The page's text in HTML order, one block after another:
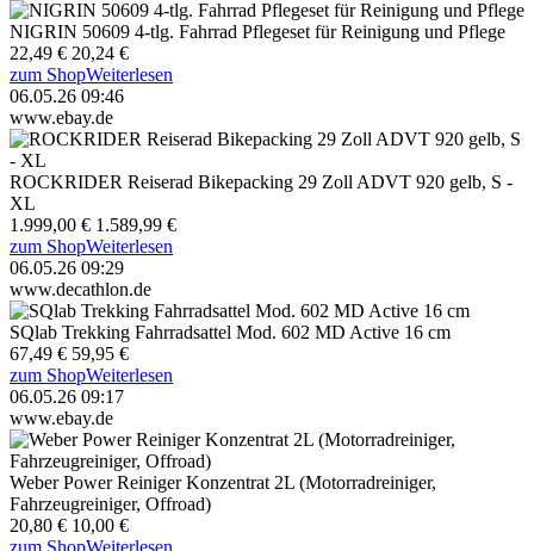
NIGRIN 50609 4-tlg. Fahrrad Pflegeset für Reinigung und Pflege
22,49 € 20,24 €
zum ShopWeiterlesen
06.05.26 09:46
www.ebay.de
ROCKRIDER Reiserad Bikepacking 29 Zoll ADVT 920 gelb, S -
XL
1.999,00 € 1.589,99 €
zum ShopWeiterlesen
06.05.26 09:29
www.decathlon.de
SQlab Trekking Fahrradsattel Mod. 602 MD Active 16 cm
67,49 € 59,95 €
zum ShopWeiterlesen
06.05.26 09:17
www.ebay.de
Weber Power Reiniger Konzentrat 2L (Motorradreiniger,
Fahrzeugreiniger, Offroad)
20,80 € 10,00 €
zum ShopWeiterlesen